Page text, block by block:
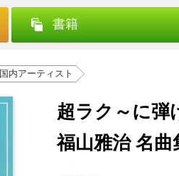
書籍
国内アーティスト
超ラク～に弾
福山雅治 名曲